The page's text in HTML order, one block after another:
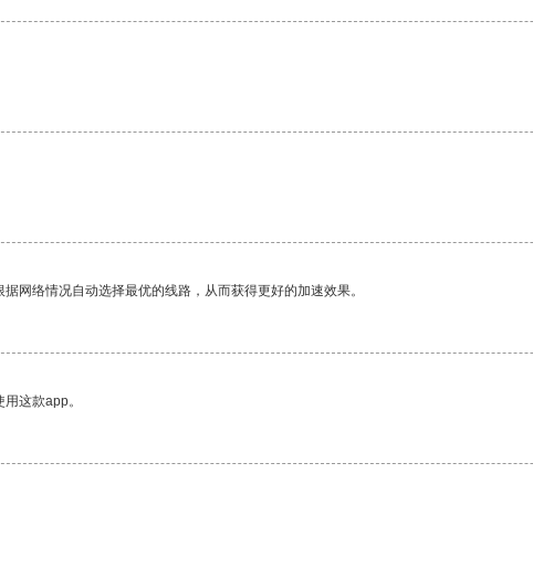
网络情况自动选择最优的线路，从而获得更好的加速效果。
这款app。